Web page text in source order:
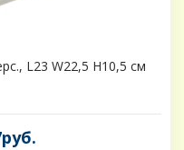
L23 W22,5 H10,5 см